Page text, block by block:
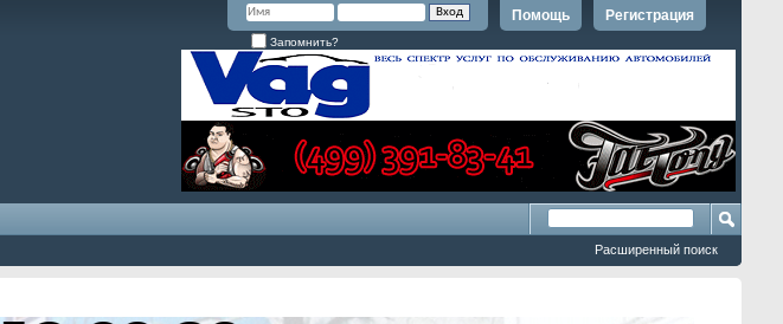
Регистрация
Помощь
Запомнить?
Расширенный поиск